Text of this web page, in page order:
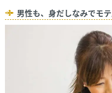
男性も、身だしなみでモ